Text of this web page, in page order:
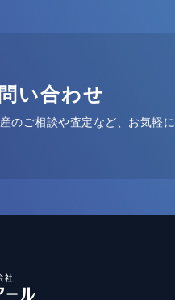
い合わせ
のご相談や査定など、お気軽